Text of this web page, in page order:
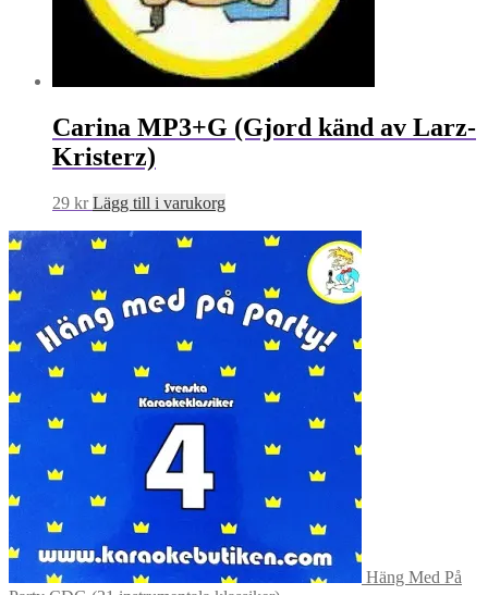
Carina MP3+G (Gjord känd av Larz-
Kristerz)
29 kr Lägg till i varukorg
Häng Med På